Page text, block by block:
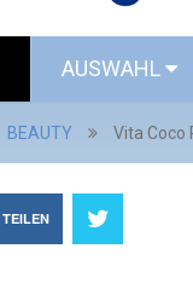
AUSWAHL
BEAUTY Vita Coco